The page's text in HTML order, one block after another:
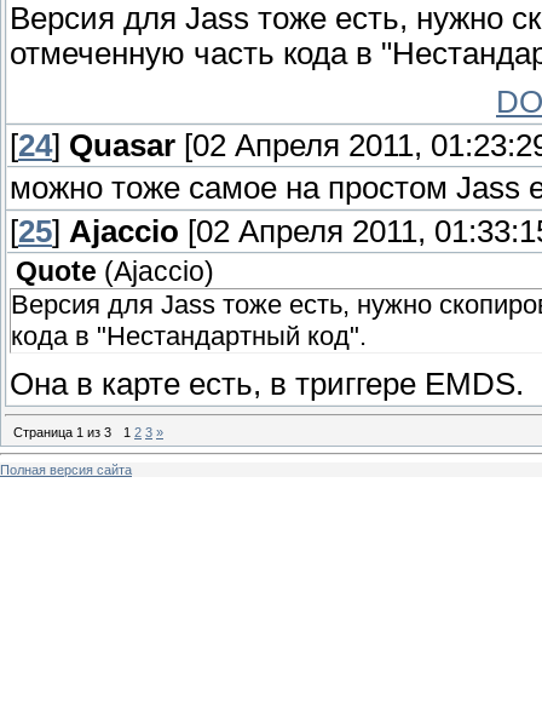
Версия для Jass тоже есть, нужно
отмеченную часть кода в
[24] Quasar [02 Апреля 2011,
можно тоже самое на простом Jass
[25] Ajaccio [02 Апреля 2011,
Quote (Ajaccio)
Версия для Jass тоже есть, нужно
кода в "Нестандартный код".
Она в карте есть, в триггере EMDS.
Страница 1 из 3 1 2 3 »
Полная версия сайта